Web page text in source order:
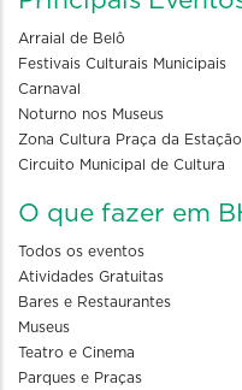
Arraial de Belô
Festivais Culturais Municipais
Carnaval
Noturno nos Museus
Zona Cultura Praça da Estação
Circuito Municipal de Cultura
O que fazer em
Todos os eventos
Atividades Gratuitas
Bares e Restaurantes
Museus
Teatro e Cinema
Parques e Praças